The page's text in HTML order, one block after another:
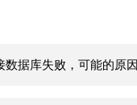
据库失败，可能的原